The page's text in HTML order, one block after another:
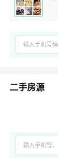
二手房源